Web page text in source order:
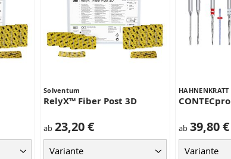
Solventum
RelyX™ Fiber Post 3D
ab 23,20 €
HAHNENKRATT
CONTECpro
ab 39,80 €